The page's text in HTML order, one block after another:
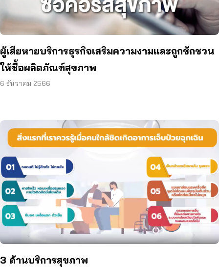
ผู้เสียหายบริการธุรกิจเสริมความงามและถูกชักชวน
ให้ซื้อผลิตภัณฑ์สุขภาพ
6 ธันวาคม 2566
3 ด้านบริการสุขภาพ